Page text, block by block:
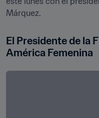
Márquez.
El Presidente de la
América Femenina